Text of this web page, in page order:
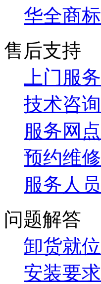
华全商标
售后支持
上门服务
技术咨询
服务网点
预约维修
服务人员
问题解答
卸货就位
安装要求